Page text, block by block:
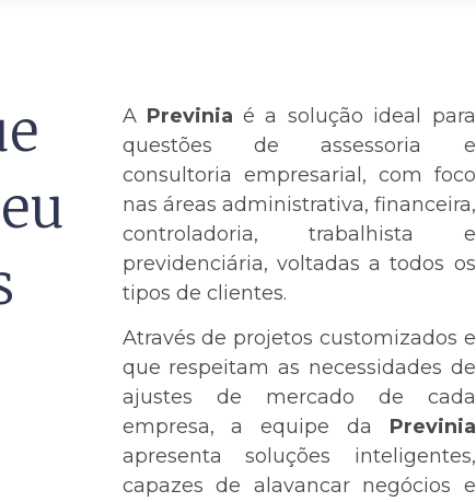
A Previnia é a solução ideal para
questões de assessoria e
consultoria empresarial, com foco
nas áreas administrativa, financeira,
controladoria, trabalhista e
previdenciária, voltadas a todos os
tipos de clientes.
Através de projetos customizados e
que respeitam as necessidades de
ajustes de mercado de cada
empresa, a equipe da Previnia
apresenta soluções inteligentes,
capazes de alavancar negócios e